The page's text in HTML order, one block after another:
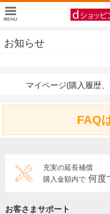
お知らせ
マイページ(購入履歴
FAQ
充実の延長補償
購入金額内で 何度
お客さまサポート